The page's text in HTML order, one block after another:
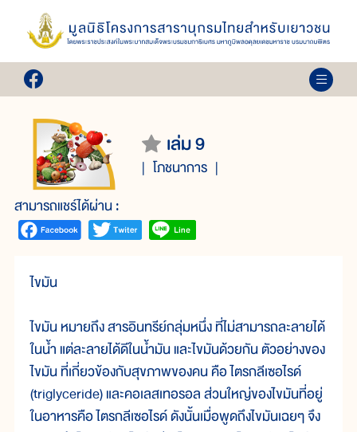
เล่ม 9
โภชนาการ
สามารถแชร์ได้ผ่าน :
ไขมัน
ไขมัน หมายถึง สารอินทรีย์กลุ่มหนึ่ง ที่ไม่สามารถละลายได้
ในน้ำ แต่ละลายได้ดีในน้ำมัน และไขมันด้วยกัน ตัวอย่างของ
ไขมัน ที่เกี่ยวข้องกับสุขภาพของคน คือ ไตรกลีเซอไรด์
(triglyceride) และคอเลสเทอรอล ส่วนใหญ่ของไขมันที่อยู่
ในอาหารคือ ไตรกลีเซอไรด์ ดังนั้นเมื่อพูดถึงไขมันเฉยๆ จึง